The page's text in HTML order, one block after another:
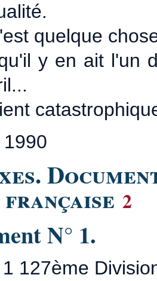
quelque
y en ait l'un
2
N° 1.
127ème